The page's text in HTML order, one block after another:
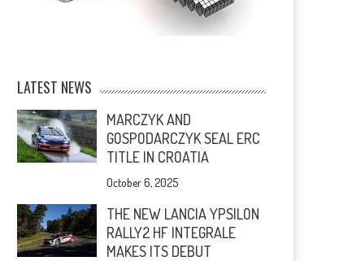
LATEST NEWS
MARCZYK AND
GOSPODARCZYK SEAL ERC
TITLE IN CROATIA
October 6, 2025
THE NEW LANCIA YPSILON
RALLY2 HF INTEGRALE
MAKES ITS DEBUT